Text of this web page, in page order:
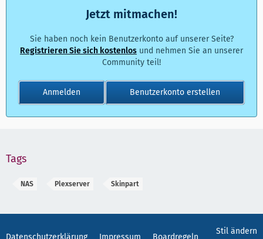
Jetzt mitmachen!
Sie haben noch kein Benutzerkonto auf unserer Seite?
Registrieren Sie sich kostenlos und nehmen Sie an unserer
Community teil!
Benutzerkonto erstellen
Anmelden
Tags
NAS Plexserver Skinpart
Stil ändern
Datenschutzerklärung Impressum Boardregeln